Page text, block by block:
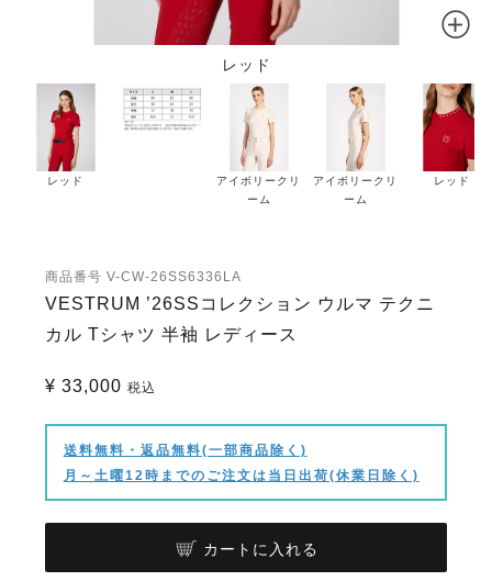
レッド
レッド
アイボリークリ
ーム
アイボリークリ
ーム
レッド
商品番号 V-CW-26SS6336LA
VESTRUM ’26SSコレクション ウルマ テクニ
カル Tシャツ 半袖 レディース
¥ 33,000 税込
送料無料・返品無料(一部商品除く)
月～土曜12時までのご注文は当日出荷(休業日除く)
カートに入れる